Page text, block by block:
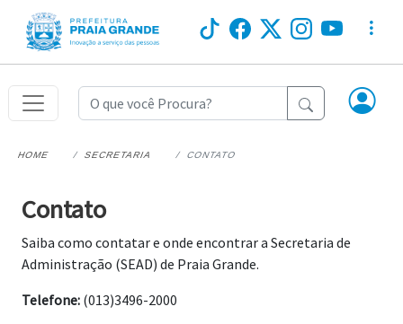
HOME SECRETARIA CONTATO
Contato
Saiba como contatar e onde encontrar a Secretaria de
Administração (SEAD) de Praia Grande.
Telefone: (013)3496-2000